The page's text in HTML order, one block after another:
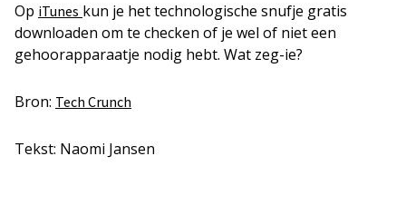
Op iTunes kun je het technologische snufje gratis
downloaden om te checken of je wel of niet een
gehoorapparaatje nodig hebt. Wat zeg-ie?
Bron: Tech Crunch
Tekst: Naomi Jansen